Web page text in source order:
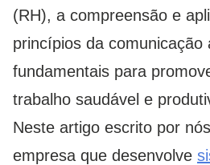
(RH), a compreensão e
princípios da comunicação
fundamentais para
trabalho saudável e
Neste artigo escrito por
empresa que desenvolve